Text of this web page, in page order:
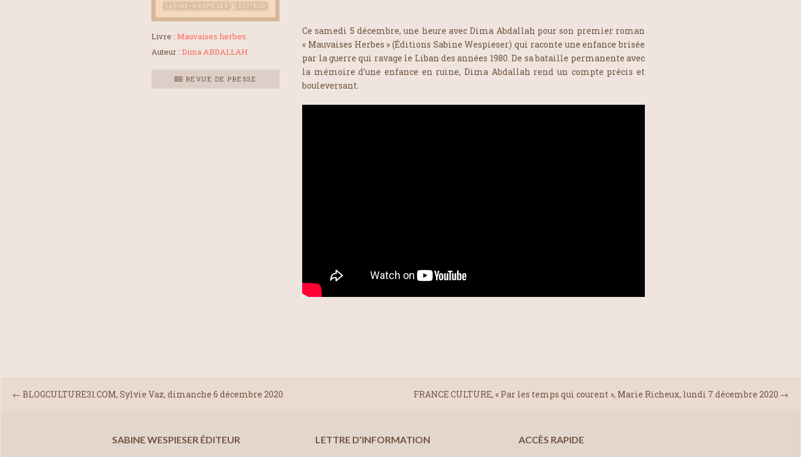
Livre : Mauvaises herbes
Auteur : Dima ABDALLAH
REVUE DE PRESSE
Ce samedi 5 décembre, une heure avec Dima Abdallah pour son premier roman
« Mauvaises Herbes » (Éditions Sabine Wespieser) qui raconte une enfance brisée
par la guerre qui ravage le Liban des années 1980. De sa bataille permanente avec
la mémoire d’une enfance en ruine, Dima Abdallah rend un compte précis et
bouleversant.
FRANCE CULTURE, « Par les temps qui courent », Marie Richeux, lundi 7 décembre 2020 →
← BLOGCULTURE31.COM, Sylvie Vaz, dimanche 6 décembre 2020
SABINE WESPIESER ÉDITEUR LETTRE D’INFORMATION ACCÈS RAPIDE